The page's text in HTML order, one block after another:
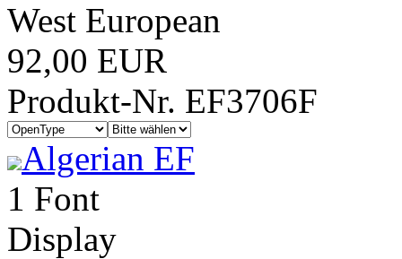
West European
92,00 EUR
Produkt-Nr. EF3706F
Algerian EF
1 Font
Display